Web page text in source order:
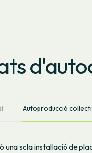
Autoproducció
una sola instal·lació de